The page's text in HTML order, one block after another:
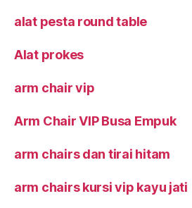
alat pesta round table
Alat prokes
arm chair vip
Arm Chair VIP Busa Empuk
arm chairs dan tirai hitam
arm chairs kursi vip kayu jati